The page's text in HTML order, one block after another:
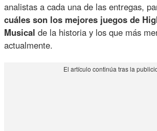
analistas a cada una de las entregas,
cuáles son los mejores juegos de
Musical de la historia y los que más
actualmente.